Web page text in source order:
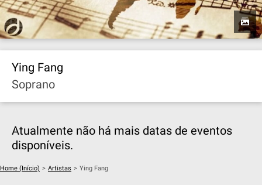
Ying Fang
Soprano
Atualmente não há mais datas de eventos
disponíveis.
Home (Início) > Artistas > Ying Fang